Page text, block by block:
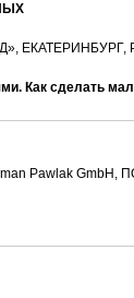
. Как сделать
Pawlak GmbH,